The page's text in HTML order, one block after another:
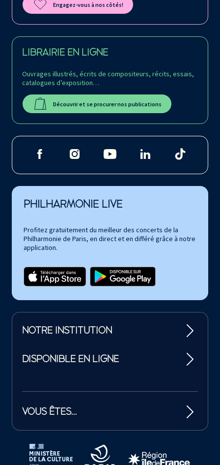
Engagez-vous à nos côtés!
LIBRAIRIE EN LIGNE
Ouvrages illustrés, écrits de compositeurs, récits, essais,
catalogues d’exposition…
Découvrir et se procurer nos publications
PHILHARMONIE LIVE
Profitez gratuitement du meilleur des concerts de la
Philharmonie de Paris, en direct et en différé grâce à notre
application.
NOTRE INSTITUTION
DISPONIBLE EN LIGNE
VOUS ÊTES…
Tutelles et mécènes de la Philharmonie de Paris